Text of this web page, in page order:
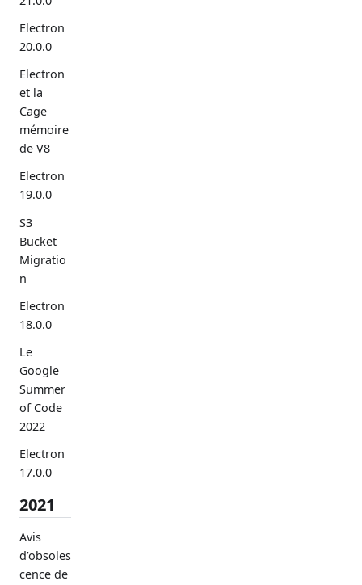
Electron
20.0.0
Electron
et la
Cage
mémoire
de V8
Electron
19.0.0
S3
Bucket
Migratio
n
Electron
18.0.0
Le
Google
Summer
of Code
2022
Electron
17.0.0
2021
Avis
d’obsoles
cence de